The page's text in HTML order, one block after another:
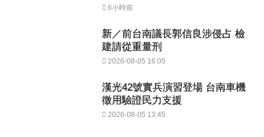
6小時前
新／前台南議長郭信良涉侵占 檢
建請從重量刑
2026-08-05 16:05
漢光42號實兵演習登場 台南車機
徵用驗證民力支援
2026-08-05 13:45